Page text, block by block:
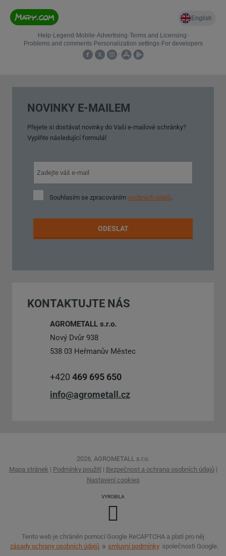
NOVINKY E-MAILEM
Přejete si dostávat novinky do Vaší e-mailové schránky?
Vyplňte následující formulář.
SouhlasímSouhlasím se zpracováním osobních údajů
ODESLAT
se
odeslat.
KONTAKTUJTE NÁS
AGROMETALL s.r.o.
Nový Dvůr 938
538 03 Heřmanův Městec
+420 469 695 650
info@agrometall.cz
2026, AGROMETALL s.r.o.
Mapa stránek | Podmínky použití | Bezpečnost a ochrana osobních údajů |
Nastavení cookies
VYROBILA
Tento web je chráněn pomocí Google ReCAPTCHA a platí pro něj
zásady ochrany osobních údajů a smluvní podmínky společnosti Google.